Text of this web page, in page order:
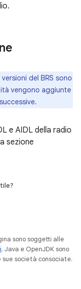
del BRS sono
vengono aggiunte
e AIDL della radio
sezione
sono soggetti alle
. Java e OpenJDK sono
società consociate.